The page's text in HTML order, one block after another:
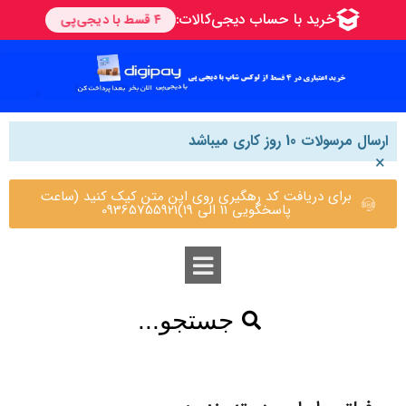
ارسال مرسولات 10 روز کاری میباشد
×
برای دریافت کد رهگیری روی این متن کیک کنید (ساعت
پاسخگویی 11 الی 19)09365755921
جستجو...